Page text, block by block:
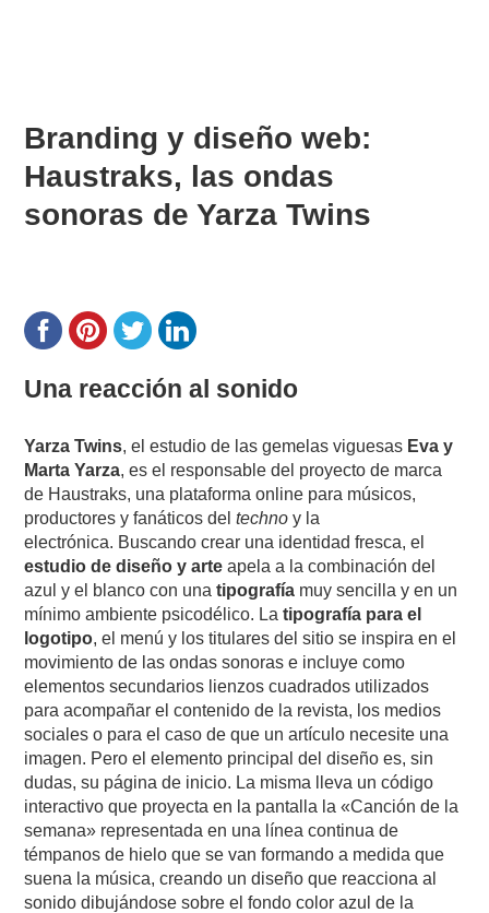
Branding y diseño web:
Haustraks, las ondas
sonoras de Yarza Twins
Una reacción al sonido
Yarza Twins, el estudio de las gemelas viguesas Eva y
Marta Yarza, es el responsable del proyecto de marca
de Haustraks, una plataforma online para músicos,
productores y fanáticos deltechno y la
electrónica. Buscando crear una identidad fresca, el
estudio de diseño y arte apela a la combinación del
azul y el blanco con una tipografía muy sencilla y en un
mínimo ambiente psicodélico. Latipografía para el
logotipo, el menú y los titulares del sitio se inspira en el
movimiento de las ondas sonoras e incluye como
elementos secundarios lienzos cuadrados utilizados
para acompañar el contenido de la revista, los medios
sociales o para el caso de que un artículo necesite una
imagen. Pero el elemento principal del diseño es, sin
dudas, su página de inicio. La misma lleva un código
interactivo que proyecta en la pantalla la «Canción de la
semana» representada en una línea continua de
témpanos de hielo que se van formando a medida que
suena la música, creando un diseño que reacciona al
sonido dibujándose sobre el fondo color azul de la